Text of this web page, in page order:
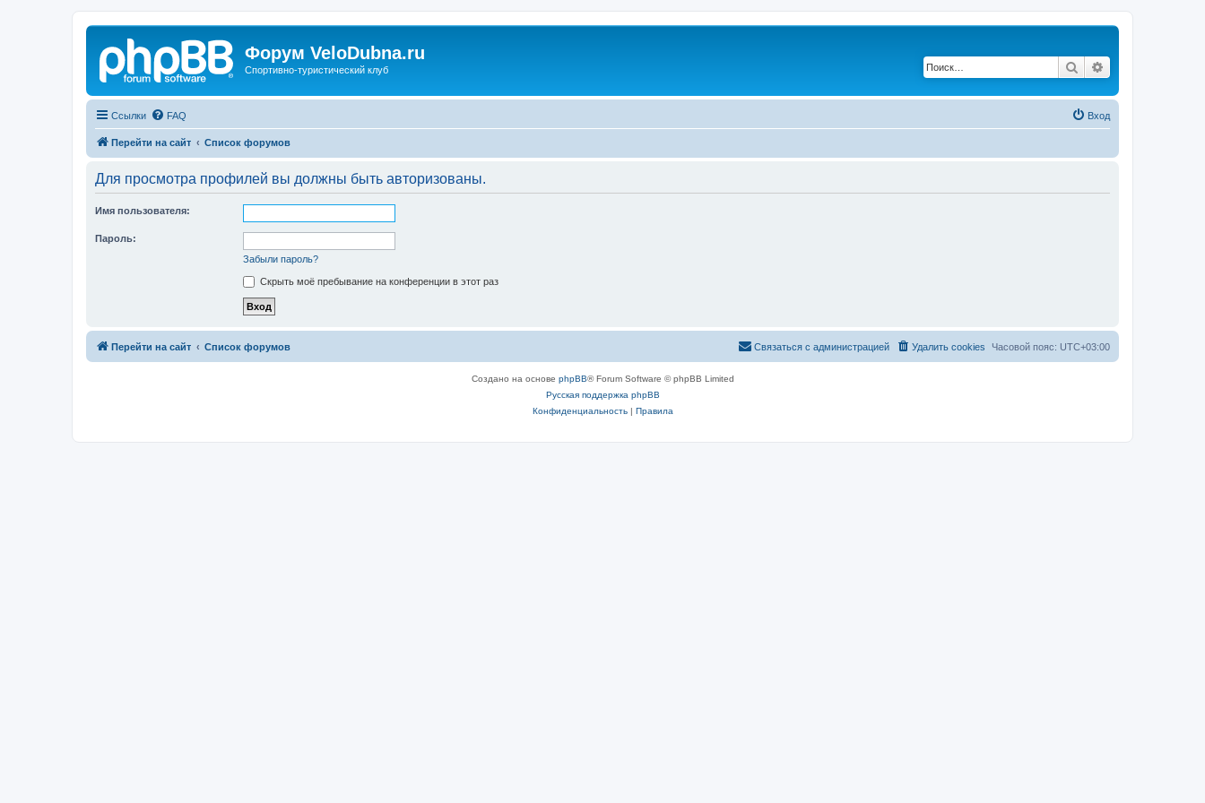
Форум VeloDubna.ru
Спортивно-туристический клуб Поиск
Ссылки FAQ Вход
Перейти на сайт Список форумов
Для просмотра профилей вы должны быть авторизованы.
Имя пользователя:
Пароль:
Забыли пароль?
Скрыть моё пребывание на конференции в этот раз
Перейти на сайт Список форумов Часовой пояс: UTC+03:00
Удалить cookies
Связаться с администрацией
Создано на основе phpBB® Forum Software © phpBB Limited
Русская поддержка phpBB
Конфиденциальность| Правила